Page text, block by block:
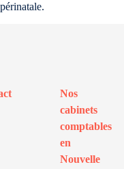
Nos
cabinets
comptables
en
Nouvelle